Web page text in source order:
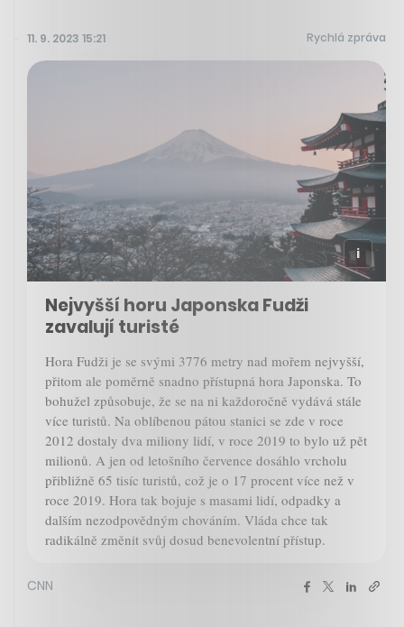
11. 9. 2023 15:21 Rychlá zpráva
Nejvyšší horu Japonska Fudži
zavalují turisté
Hora Fudži je se svými 3776 metry nad mořem nejvyšší,
přitom ale poměrně snadno přístupná hora Japonska. To
bohužel způsobuje, že se na ni každoročně vydává stále
více turistů. Na oblíbenou pátou stanici se zde v roce
2012 dostaly dva miliony lidí, v roce 2019 to bylo už pět
milionů. A jen od letošního července dosáhlo vrcholu
přibližně 65 tisíc turistů, což je o 17 procent více než v
roce 2019. Hora tak bojuje s masami lidí, odpadky a
dalším nezodpovědným chováním. Vláda chce tak
radikálně změnit svůj dosud benevolentní přístup.
CNN